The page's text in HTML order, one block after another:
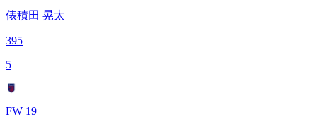
俵積田 晃太
395
5
FW 19